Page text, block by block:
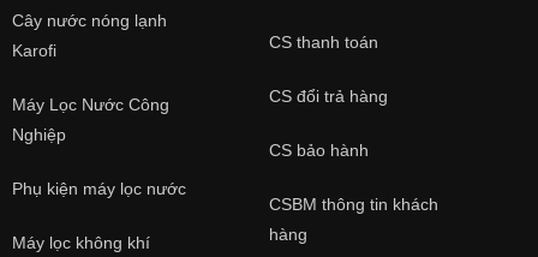
Cây nước nóng lạnh
Karofi
Máy Lọc Nước Công
Nghiệp
Phụ kiện máy lọc nước
Máy lọc không khí
CS thanh toán
CS đổi trả hàng
CS bảo hành
CSBM thông tin khách
hàng